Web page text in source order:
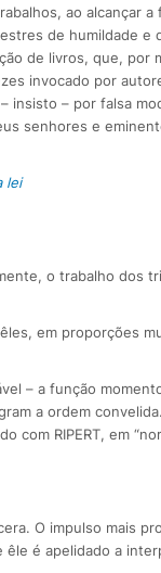
ao alcançar
de humildade
de livros, que,
invocado por
insisto – por falsa
senhores e
lei
o trabalho dos
em proporções
– a função
a ordem
com RIPERT, em
O impulso mais
é apelidado a